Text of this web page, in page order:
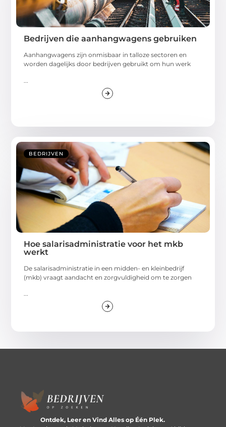
Bedrijven die aanhangwagens gebruiken
Aanhangwagens zijn onmisbaar in talloze sectoren en
worden dagelijks door bedrijven gebruikt om hun werk
BEDRIJVEN
Hoe salarisadministratie voor het mkb
werkt
De salarisadministratie in een midden- en kleinbedrijf
(mkb) vraagt aandacht en zorgvuldigheid om te zorgen
Ontdek, Leer en Vind Alles op Één Plek.